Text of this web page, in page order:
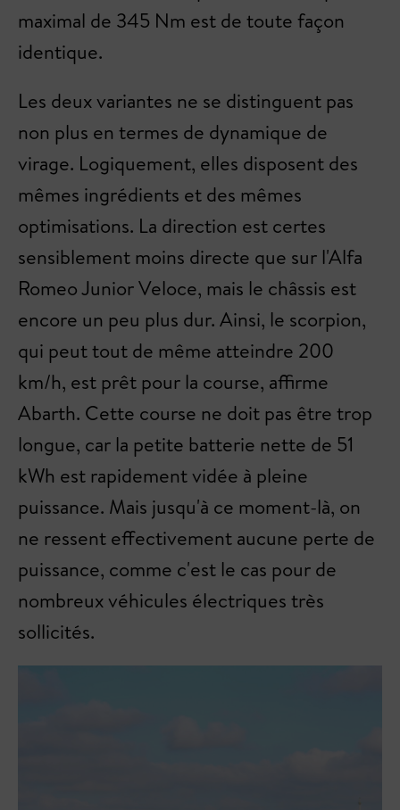
maximal de 345 Nm est de toute façon
identique.
Les deux variantes ne se distinguent pas
non plus en termes de dynamique de
virage. Logiquement, elles disposent des
mêmes ingrédients et des mêmes
optimisations. La direction est certes
sensiblement moins directe que sur l'Alfa
Romeo Junior Veloce, mais le châssis est
encore un peu plus dur. Ainsi, le scorpion,
qui peut tout de même atteindre 200
km/h, est prêt pour la course, affirme
Abarth. Cette course ne doit pas être trop
longue, car la petite batterie nette de 51
kWh est rapidement vidée à pleine
puissance. Mais jusqu'à ce moment-là, on
ne ressent effectivement aucune perte de
puissance, comme c'est le cas pour de
nombreux véhicules électriques très
sollicités.